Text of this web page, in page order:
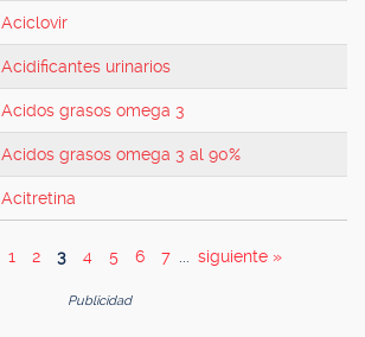
Aciclovir
Acidificantes urinarios
Acidos grasos omega 3
Acidos grasos omega 3 al 90%
Acitretina
1 2 3 4 5 6 7 siguiente »
Publicidad